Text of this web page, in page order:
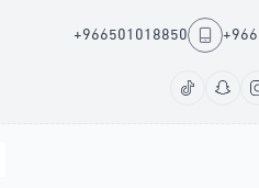
+966501018850